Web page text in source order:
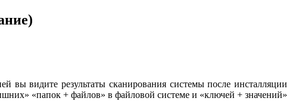
вы видите результаты сканирования системы после инсталляции
«папок + файлов» в файловой системе и «ключей + значений»